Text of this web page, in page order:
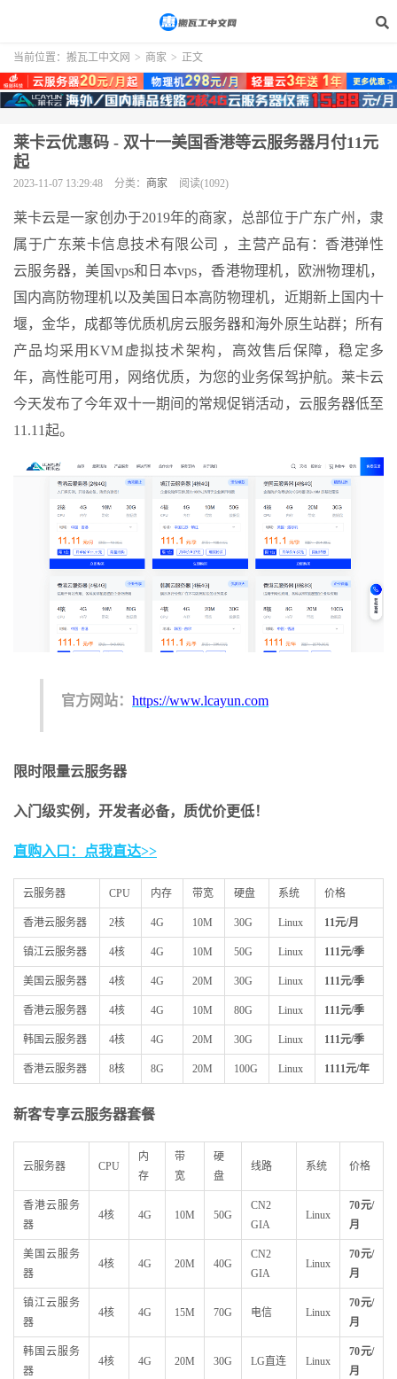
当前位置： 搬瓦工中文网 > 商家 > 正文
莱卡云优惠码 - 双十一美国香港等云服务器月付11元
起
2023-11-07 13:29:48 分类： 商家 阅读(1092)
莱卡云是一家创办于2019年的商家，总部位于广东广州，隶
属于广东莱卡信息技术有限公司 ，主营产品有：香港弹性
云服务器，美国vps和日本vps，香港物理机，欧洲物理机，
国内高防物理机以及美国日本高防物理机，近期新上国内十
堰，金华，成都等优质机房云服务器和海外原生站群；所有
产品均采用KVM虚拟技术架构，高效售后保障，稳定多
年，高性能可用，网络优质，为您的业务保驾护航。莱卡云
今天发布了今年双十一期间的常规促销活动，云服务器低至
11.11起。
官方网站： https://www.lcayun.com
限时限量云服务器
入门级实例，开发者必备，质优价更低！
直购入口：点我直达>>
云服务器 CPU 内存 带宽 硬盘 系统 价格
香港云服务器 2核 4G 10M 30G Linux 11元/月
镇江云服务器 4核 4G 10M 50G Linux 111元/季
美国云服务器 4核 4G 20M 30G Linux 111元/季
香港云服务器 4核 4G 10M 80G Linux 111元/季
韩国云服务器 4核 4G 20M 30G Linux 111元/季
香港云服务器 8核 8G 20M 100G Linux 1111元/年
新客专享云服务器套餐
云服务器 CPU
内
存
带
宽
硬
盘
线路 系统 价格
香港云服务
器
4核 4G 10M 50G
CN2
GIA
Linux
70元/
月
美国云服务
器
4核 4G 20M 40G
CN2
GIA
Linux
70元/
月
镇江云服务
器
4核 4G 15M 70G 电信 Linux
70元/
月
韩国云服务
器
4核 4G 20M 30G LG直连 Linux
70元/
月